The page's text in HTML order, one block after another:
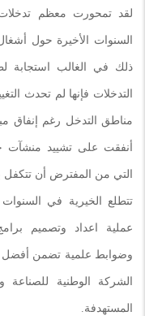
لقد تمحورت معظم تدخلات
السنوات الأخيرة حول
ذلك في الغالب استجابة
التدخلات فإنها لم تحدث
مناطق التدخل رغم إنفاق
أنفقت على تشييد منشآت
التي من المفترض أن تتكفل
تتطلع الخيرية في
عملية اعداد وتصميم
وضوابط علمية تضمن أفضل
الشركة الوطنية للصناعة
المستهدفة.